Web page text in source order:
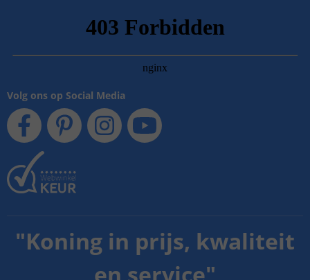
Volg ons op Social Media
"Koning in prijs, kwaliteit